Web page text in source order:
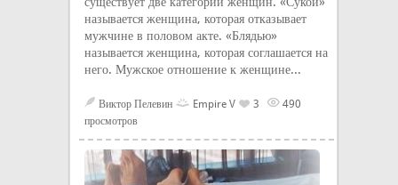
называется женщина, которая отказывает
мужчине в половом акте. «Блядью»
называется женщина, которая соглашается на
него. Мужское отношение к женщине...
Виктор Пелевин Empire V 3
490
просмотров